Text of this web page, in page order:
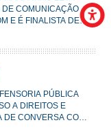
DE COMUNICAÇÃO
E É FINALISTA DE
PÚBLICA
A DIREITOS E
DE CONVERSA COM